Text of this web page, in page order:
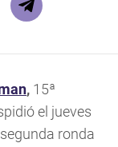
, 15ª
el jueves
ronda